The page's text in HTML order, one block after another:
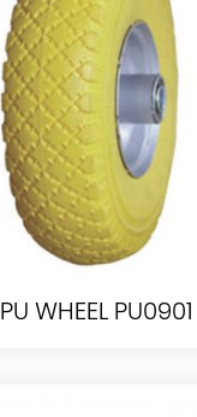
PU WHEEL PU0901